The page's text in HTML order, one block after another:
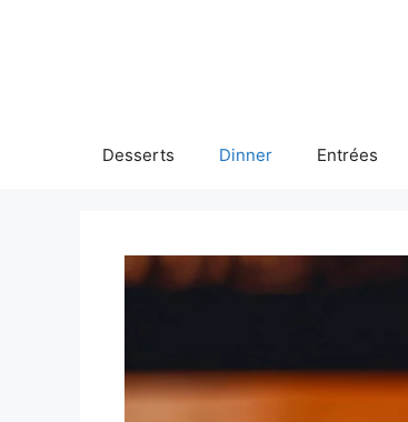
Desserts Dinner Entrées